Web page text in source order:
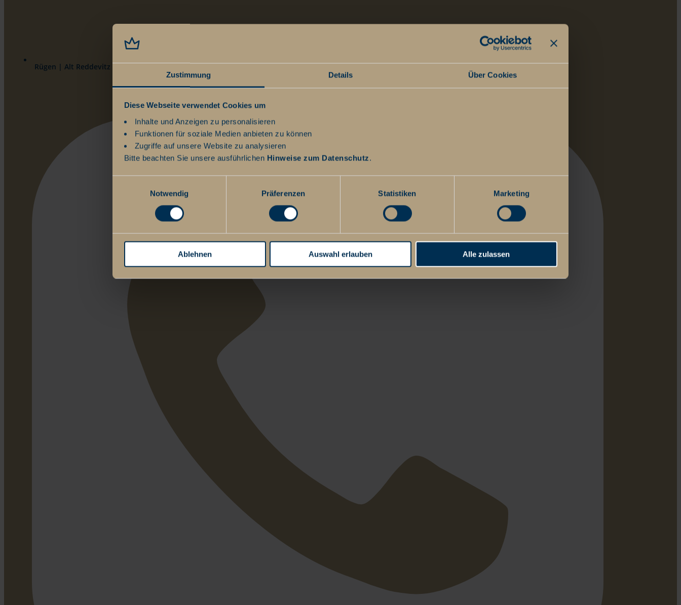
Zustimmung Details Über Cookies
Diese Webseite verwendet Cookies um
Inhalte und Anzeigen zu personalisieren
Funktionen für soziale Medien anbieten zu können
Zugriffe auf unsere Website zu analysieren
Bitte beachten Sie unsere ausführlichen Hinweise zum Datenschutz.
Notwendig
Präferenzen Statistiken Marketing
Ablehnen Auswahl erlauben Alle zulassen
Rügen | Alt Reddevitz 108 | 18586 Ostseebad Mönchgut